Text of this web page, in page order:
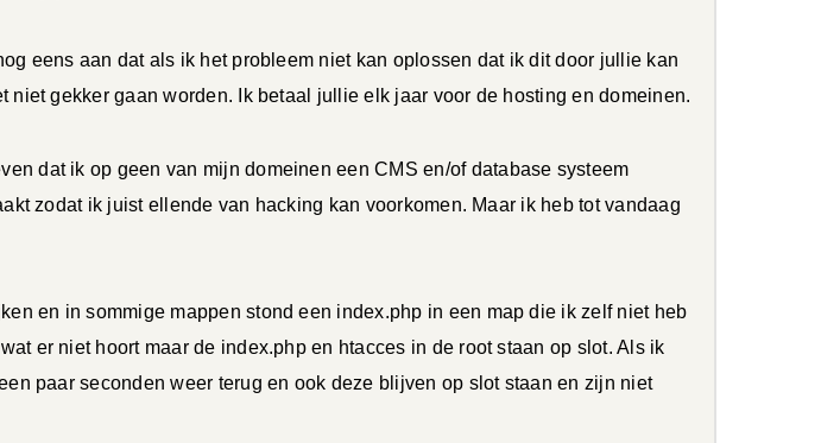
eens aan dat als ik het probleem niet kan oplossen dat ik dit door jullie kan
niet gekker gaan worden. Ik betaal jullie elk jaar voor de hosting en domeinen.
dat ik op geen van mijn domeinen een CMS en/of database systeem
zodat ik juist ellende van hacking kan voorkomen. Maar ik heb tot vandaag
en in sommige mappen stond een index.php in een map die ik zelf niet heb
er niet hoort maar de index.php en htacces in de root staan op slot. Als ik
paar seconden weer terug en ook deze blijven op slot staan en zijn niet